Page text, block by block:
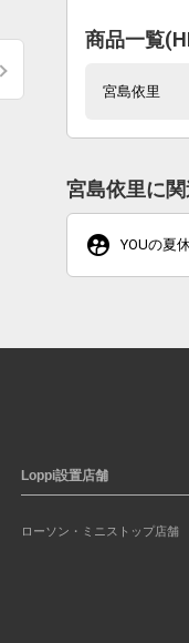
商品一覧
宮島依里
宮島依里に
supervised_user_circle
YOUの夏
Loppi設置店舗
ローソン・ミニストップ店舗